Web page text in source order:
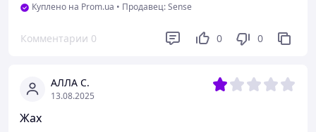
Куплено на Prom.ua • Продавец: Sense
Комментарии 0 0 0
АЛЛА С.
13.08.2025
Жах